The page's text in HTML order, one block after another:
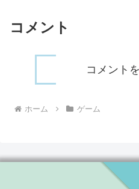
コメント
コメント
ホーム ゲーム